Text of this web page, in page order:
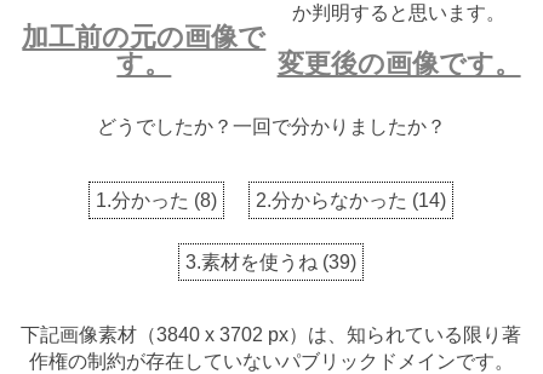
か判明すると思います。
加工前の元の画像で
す。
変更後の画像です。
どうでしたか？一回で分かりましたか？
1.分かった (8) 2.分からなかった (14)
3.素材を使うね (39)
下記画像素材（3840 x 3702 px）は、知られている限り著
作権の制約が存在していないパブリックドメインです。